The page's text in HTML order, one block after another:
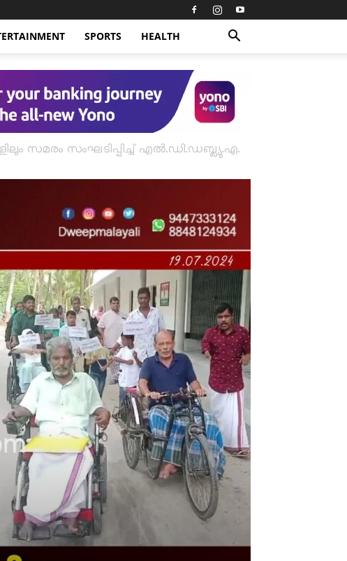
SPORTS HEALTH
സമരം സംഘടിപ്പിച്ച് എൽ.ഡി.ഡബ്ല്യു.എ.